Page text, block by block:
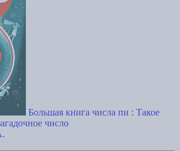
Большая книга числа пи : Такое
число